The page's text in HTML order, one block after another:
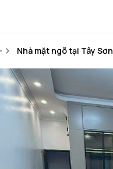
MoreNhà mặt ngõ tại Tây Sơn